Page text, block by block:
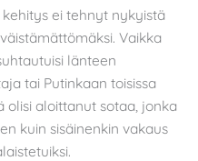
ei tehnyt nykyistä
Vaikka
länteen
tai Putinkaan toisissa
olisi aloittanut sotaa, jonka
kuin sisäinenkin vakaus